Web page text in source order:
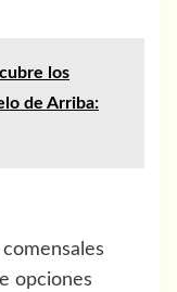
los
de Arriba:
opciones